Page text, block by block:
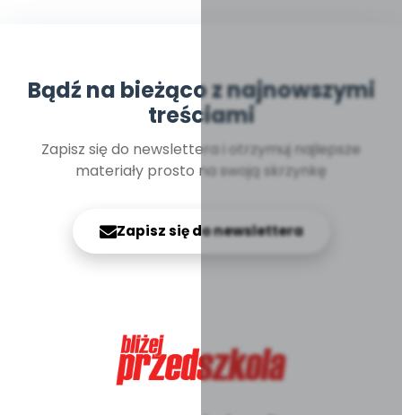
Bądź na bieżąco z najnowszymi
treściami
Zapisz się do newslettera i otrzymuj najlepsze
materiały prosto na swoją skrzynkę
Zapisz się do newslettera